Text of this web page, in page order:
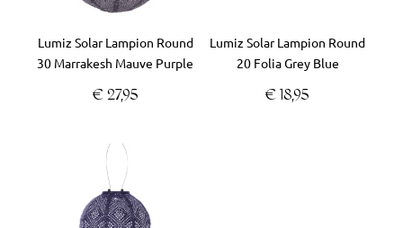
Lumiz Solar Lampion Round
30 Marrakesh Mauve Purple
€ 27,95
Lumiz Solar Lampion Round
20 Folia Grey Blue
€ 18,95